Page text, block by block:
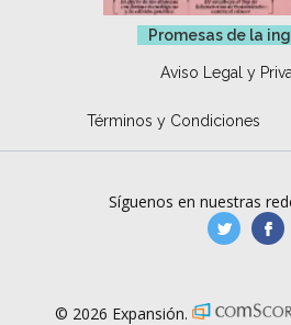
Promesas de la
Aviso Legal y
Términos y Condiciones
Síguenos en nuestras
© 2026 Expansión.